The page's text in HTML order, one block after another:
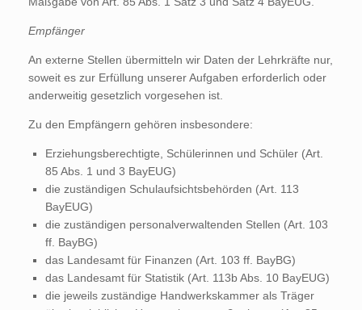
Empfänger
An externe Stellen übermitteln wir Daten der Lehrkräfte nur,
soweit es zur Erfüllung unserer Aufgaben erforderlich oder
anderweitig gesetzlich vorgesehen ist.
Zu den Empfängern gehören insbesondere:
Erziehungsberechtigte, Schülerinnen und Schüler (Art.
85 Abs. 1 und 3 BayEUG)
die zuständigen Schulaufsichtsbehörden (Art. 113
BayEUG)
die zuständigen personalverwaltenden Stellen (Art. 103
ff. BayBG)
das Landesamt für Finanzen (Art. 103 ff. BayBG)
das Landesamt für Statistik (Art. 113b Abs. 10 BayEUG)
die jeweils zuständige Handwerkskammer als Träger